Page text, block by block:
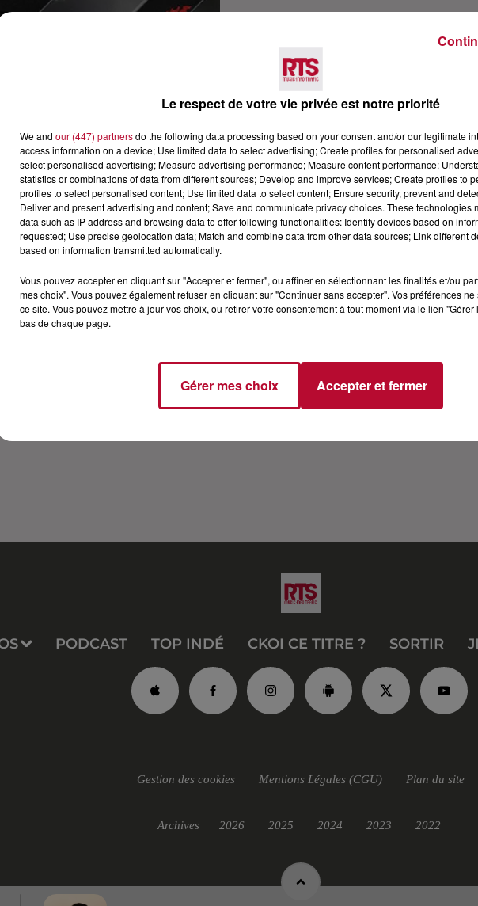
EN QUÊTE DE RÊVES
Stéphane, la chanteuse genevoise à la voix profonde et envoûtante,
rapide sur la scène musicale francophone, elle se dévoile à travers des
donnerait-elle à la jeune artiste qu’elle était à 15 ans ? Une discussion
dans ses chansons.
:
, appli, enceintes connectées
PODCAST TOP INDÉ CKOI CE TITRE ? SORTIR
Gestion des cookies Mentions Légales (CGU) Plan du site
Archives 2026 2025 2024 2023 2022
Le respect de votre vie privée est notre priorité
We and our (447) partnersdo the following data processing based on your consent and/or our legitimate
access information on a device; Use limited data to select advertising; Create profiles for personalised
select personalised advertising; Measure advertising performance; Measure content performance;
statistics or combinations of data from different sources; Develop and improve services; Create profiles to
profiles to select personalised content; Use limited data to select content; Ensure security, prevent and
Deliver and present advertising and content; Save and communicate privacy choices. These technologies
data such as IP address and browsing data to offer following functionalities: Identify devices based on
requested; Use precise geolocation data; Match and combine data from other data sources; Link different
based on information transmitted automatically.
Vous pouvez accepter en cliquant sur "Accepter et fermer", ou affiner en sélectionnant les finalités et/ou
mes choix". Vous pouvez également refuser en cliquant sur "Continuer sans accepter". Vos préférences
ce site. Vous pouvez mettre à jour vos choix, ou retirer votre consentement à tout moment via le lien
bas de chaque page.
Gérer mes choix Accepter et fermer